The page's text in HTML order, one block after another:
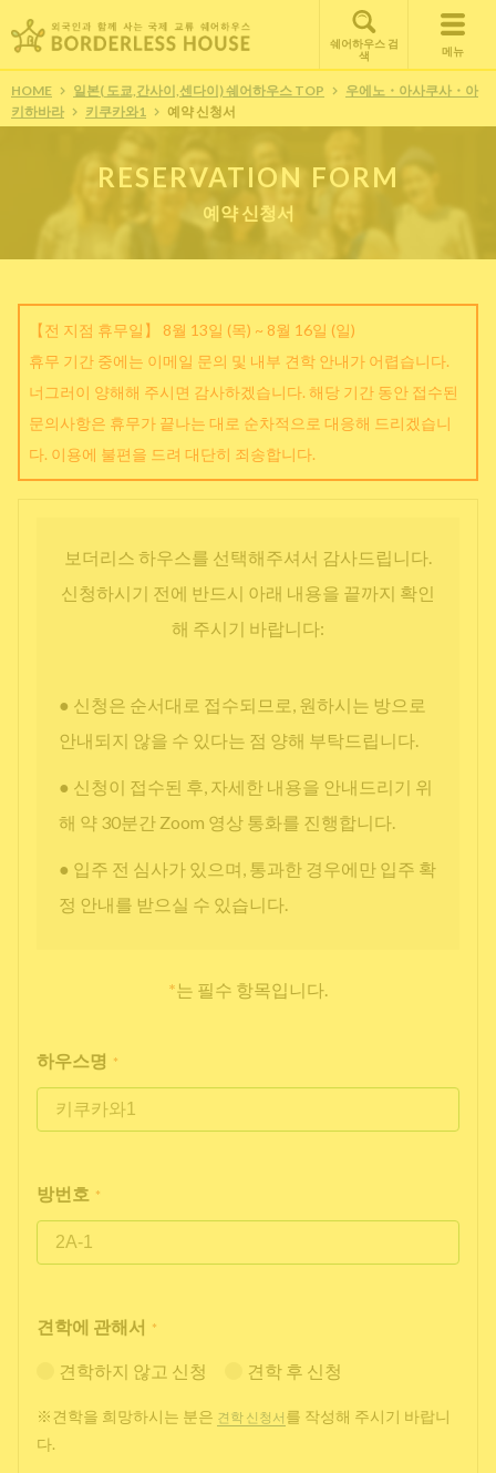
쉐어하우스 검
색
메뉴
HOME 일본( 도쿄,간사이,센다이) 쉐어하우스 TOP
우에노・아사쿠사・아
키하바라
키쿠카와1 예약 신청서
RESERVATION FORM
예약 신청서
【전 지점 휴무일】 8월 13일 (목) ~ 8월 16일 (일)
휴무 기간 중에는 이메일 문의 및 내부 견학 안내가 어렵습니다.
너그러이 양해해 주시면 감사하겠습니다. 해당 기간 동안 접수된
문의사항은 휴무가 끝나는 대로 순차적으로 대응해 드리겠습니
다. 이용에 불편을 드려 대단히 죄송합니다.
보더리스 하우스를 선택해주셔서 감사드립니다.
신청하시기 전에 반드시 아래 내용을 끝까지 확인
해 주시기 바랍니다:
● 신청은 순서대로 접수되므로, 원하시는 방으로
안내되지 않을 수 있다는 점 양해 부탁드립니다.
● 신청이 접수된 후, 자세한 내용을 안내드리기 위
해 약 30분간 Zoom 영상 통화를 진행합니다.
● 입주 전 심사가 있으며, 통과한 경우에만 입주 확
정 안내를 받으실 수 있습니다.
*는 필수 항목입니다.
하우스명 *
방번호 *
견학에 관해서 *
견학하지 않고 신청 견학 후 신청
※견학을 희망하시는 분은 견학 신청서 를 작성해 주시기 바랍니
다.